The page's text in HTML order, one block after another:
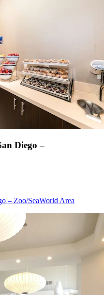
Diego –
– Zoo/SeaWorld Area